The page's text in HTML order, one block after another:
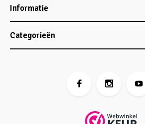
Informatie
Categorieën